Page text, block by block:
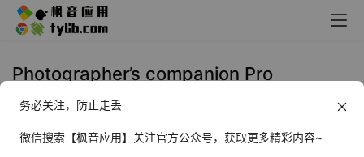
Photographer’s companion Pro
companion Pro 摄影师助手
务必关注，防止走丢
微信搜索【枫音应用】关注官方公众号，获取更多精彩内容~